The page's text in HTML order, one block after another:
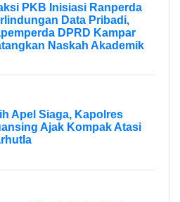
PKB Inisiasi Ranperda
Data Pribadi,
DPRD Kampar
Naskah Akademik
Apel Siaga, Kapolres
Ajak Kompak Atasi